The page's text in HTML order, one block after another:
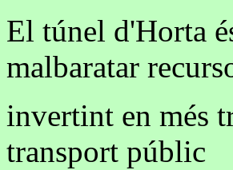
El túnel d'Horta
malbaratar
invertint en més
transport públic